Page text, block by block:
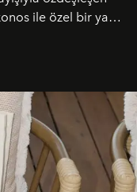
ile özel bir yaz
varlığını
dönüştürüyor.